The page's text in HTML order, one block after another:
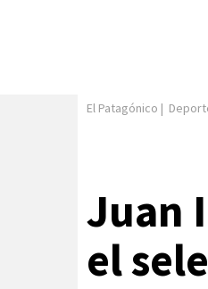
El Patagónico |
Juan
el